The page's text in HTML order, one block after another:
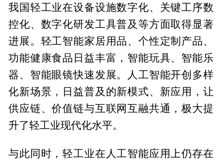
我国轻工业在设备设施数字化、关键工序数
控化、数字化研发工具普及等方面取得显著
进展。轻工智能家居用品、个性定制产品、
功能健康食品日益丰富，智能玩具、智能乐
器、智能眼镜快速发展。人工智能开创多样
化新场景，日益普及的新模式、新应用，让
供应链、价值链与互联网互融共通，极大提
升了轻工业现代化水平。
与此同时，轻工业在人工智能应用上仍存在